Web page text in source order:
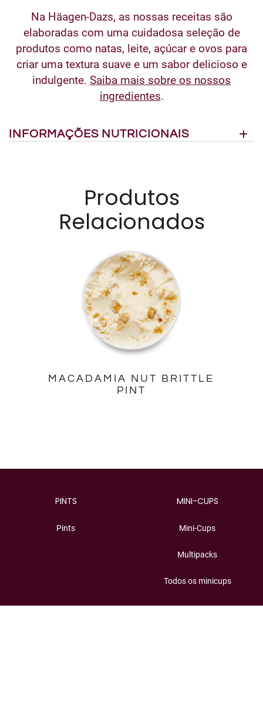
Produtos
Relacionados
MACADAMIA NUT BRITTLE
PINT
Na Häagen-Dazs, as nossas receitas são
elaboradas com uma cuidadosa seleção de
produtos como natas, leite, açúcar e ovos para
criar uma textura suave e um sabor delicioso e
indulgente. Saiba mais sobre os nossos
ingredientes.
INFORMAÇÕES NUTRICIONAIS
PINTS
Pints
MINI-CUPS
Mini-Cups
Multipacks
Todos os minicups